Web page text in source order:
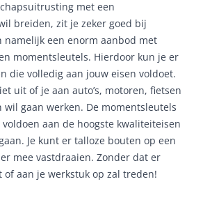
met een
breiden, zit je zeker goed bij
namelijk een enorm aanbod met
momentsleutels. Hierdoor kun je er
die volledig aan jouw eisen voldoet.
uit of je aan auto’s, motoren, fietsen
gaan werken. De momentsleutels
aan de hoogste kwaliteiteisen
Je kunt er talloze bouten op een
mee vastdraaien. Zonder dat er
of aan je werkstuk op zal treden!